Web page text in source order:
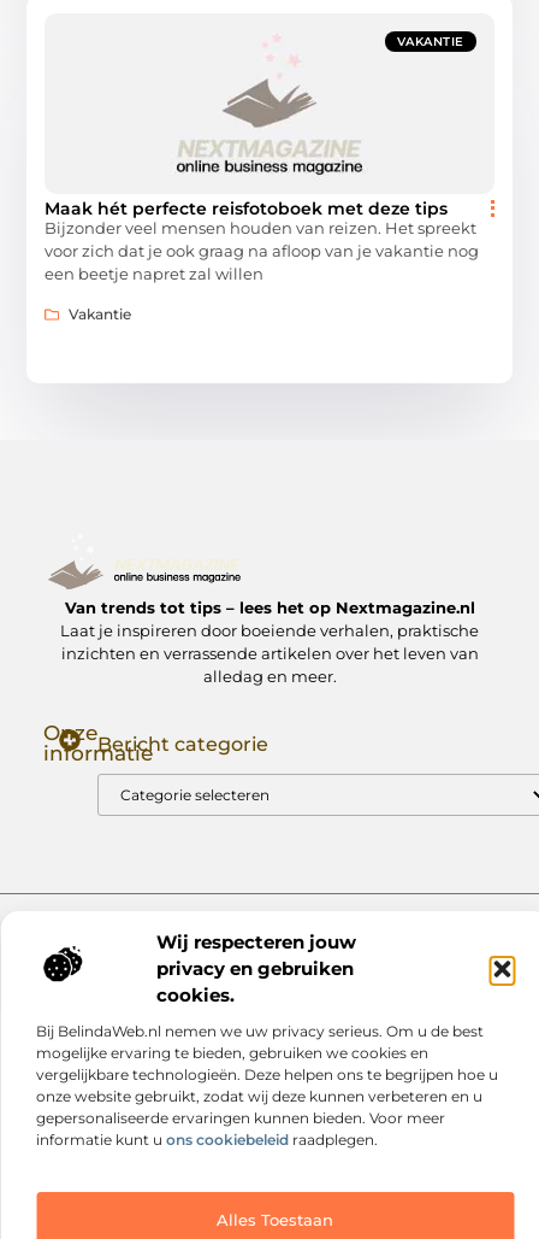
Wij respecteren jouw
privacy en gebruiken
cookies.
Bij BelindaWeb.nl nemen we uw privacy serieus. Om u de best
mogelijke ervaring te bieden, gebruiken we cookies en
vergelijkbare technologieën. Deze helpen ons te begrijpen hoe u
onze website gebruikt, zodat wij deze kunnen verbeteren en u
gepersonaliseerde ervaringen kunnen bieden. Voor meer
informatie kunt u ons cookiebeleid raadplegen.
Alles Toestaan
VAKANTIE
Maak hét perfecte reisfotoboek met deze tips
Bijzonder veel mensen houden van reizen. Het spreekt
voor zich dat je ook graag na afloop van je vakantie nog
een beetje napret zal willen
Vakantie
Van trends tot tips – lees het op Nextmagazine.nl
Laat je inspireren door boeiende verhalen, praktische
inzichten en verrassende artikelen over het leven van
alledag en meer.
Onze
informatieBericht categorie
Website index
Cookiebeleid (EU)
@2025 www.nextmagazine.nl. All Right Reserved.